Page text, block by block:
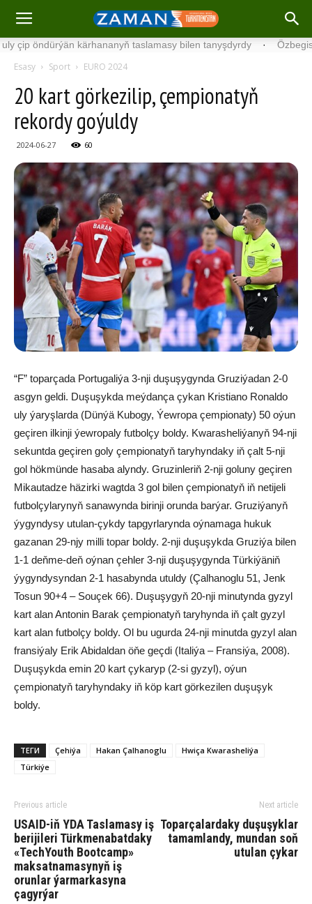
kärhananyň taslamasy bilen tanyşdyrdy · Özbegistanda
Esasy Sport EURO 2024
20 kart görkezilip, çempionatyň
rekordy goýuldy
2024-06-27 60
“F” toparçada Portugaliýa 3-nji duşuşygynda Gruziýadan 2-0
asgyn geldi. Duşuşykda meýdança çykan Kristiano Ronaldo
uly ýaryşlarda (Dünýä Kubogy, Ýewropa çempionaty) 50 oýun
geçiren ilkinji ýewropaly futbolçy boldy. Kwarasheliýanyň 94-nji
sekuntda geçiren goly çempionatyň taryhyndaky iň çalt 5-nji
gol hökmünde hasaba alyndy. Gruzinleriň 2-nji goluny geçiren
Mikautadze häzirki wagtda 3 gol bilen çempionatyň iň netijeli
futbolçylarynyň sanawynda birinji orunda barýar. Gruziýanyň
ýygyndysy utulan-çykdy tapgyrlarynda oýnamaga hukuk
gazanan 29-njy milli topar boldy. 2-nji duşuşykda Gruziýa bilen
1-1 deňme-deň oýnan çehler 3-nji duşuşygynda Türkiýäniň
ýygyndysyndan 2-1 hasabynda utuldy (Çalhanoglu 51, Jenk
Tosun 90+4 – Souçek 66). Duşuşygyň 20-nji minutynda gyzyl
kart alan Antonin Barak çempionatyň taryhynda iň çalt gyzyl
kart alan futbolçy boldy. Ol bu ugurda 24-nji minutda gyzyl alan
fransiýaly Erik Abidaldan öňe geçdi (Italiýa – Fransiýa, 2008).
Duşuşykda emin 20 kart çykaryp (2-si gyzyl), oýun
çempionatyň taryhyndaky iň köp kart görkezilen duşuşyk
boldy.
ТЕГИ Çehiýa Hakan Çalhanoglu
Hwiça Kwarasheliýa
Türkiýe
Previous article
USAID-iň YDA Taslamasy iş
berijileri Türkmenabatdaky
«TechYouth Bootcamp»
maksatnamasynyň iş
orunlar ýarmarkasyna
çagyrýar
Next article
Toparçalardaky duşuşyklar
tamamlandy, mundan soň
utulan çykar